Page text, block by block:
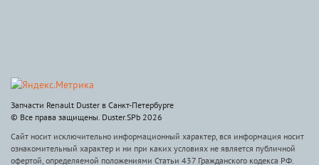
Запчасти Renault Duster в Санкт-Петербурге
© Все права защищены. Duster.SPb 2026
Сайт носит исключительно информационный характер, вся информация носит
ознакомительный характер и ни при каких условиях не является публичной
офертой, определяемой положениями Статьи 437 Гражданского кодекса РФ.